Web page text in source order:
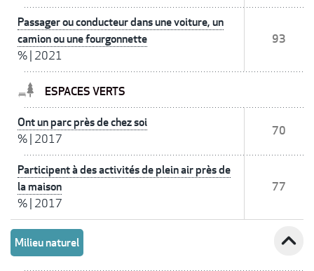
Passager ou conducteur dans une voiture, un
camion ou une fourgonnette
% 2021
93
ESPACES VERTS
Ont un parc près de chez soi
% 2017
70
Participent à des activités de plein air près de
la maison
% 2017
77
Milieu naturel expand_less